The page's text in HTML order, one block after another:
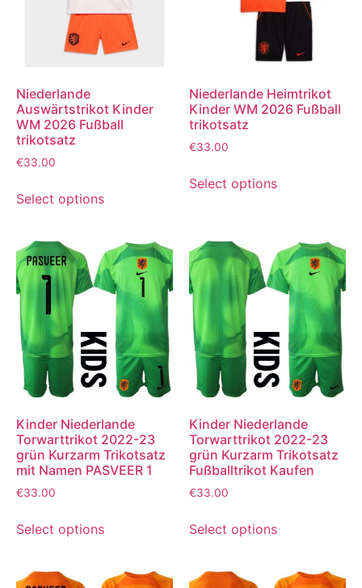
Niederlande
Auswärtstrikot Kinder
WM 2026 Fußball
trikotsatz
€33.00
Select options
Niederlande Heimtrikot
Kinder WM 2026 Fußball
trikotsatz
€33.00
Select options
Kinder Niederlande
Torwarttrikot 2022-23
grün Kurzarm Trikotsatz
mit Namen PASVEER 1
€33.00
Select options
Kinder Niederlande
Torwarttrikot 2022-23
grün Kurzarm Trikotsatz
Fußballtrikot Kaufen
€33.00
Select options